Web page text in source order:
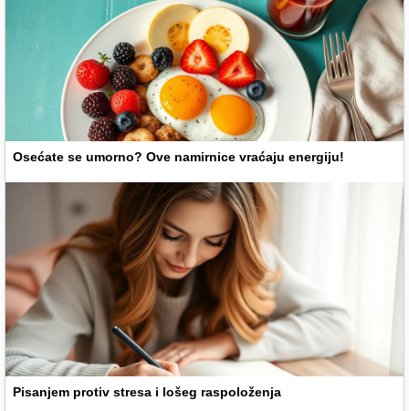
Osećate se umorno? Ove namirnice vraćaju energiju!
Pisanjem protiv stresa i lošeg raspoloženja